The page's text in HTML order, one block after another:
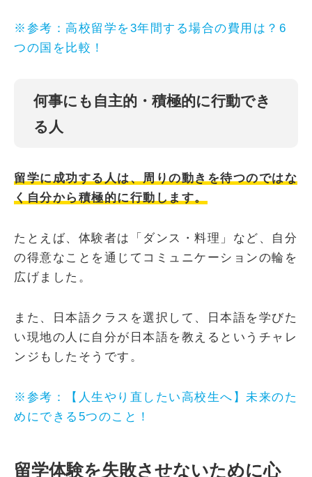
※参考：高校留学を3年間する場合の費用は？6
つの国を比較！
何事にも自主的・積極的に行動でき
る人
留学に成功する人は、周りの動きを待つのではな
く自分から積極的に行動します。
たとえば、体験者は「ダンス・料理」など、自分
の得意なことを通じてコミュニケーションの輪を
広げました。
また、日本語クラスを選択して、日本語を学びた
い現地の人に自分が日本語を教えるというチャレ
ンジもしたそうです。
※参考：【人生やり直したい高校生へ】未来のた
めにできる5つのこと！
留学体験を失敗させないために心